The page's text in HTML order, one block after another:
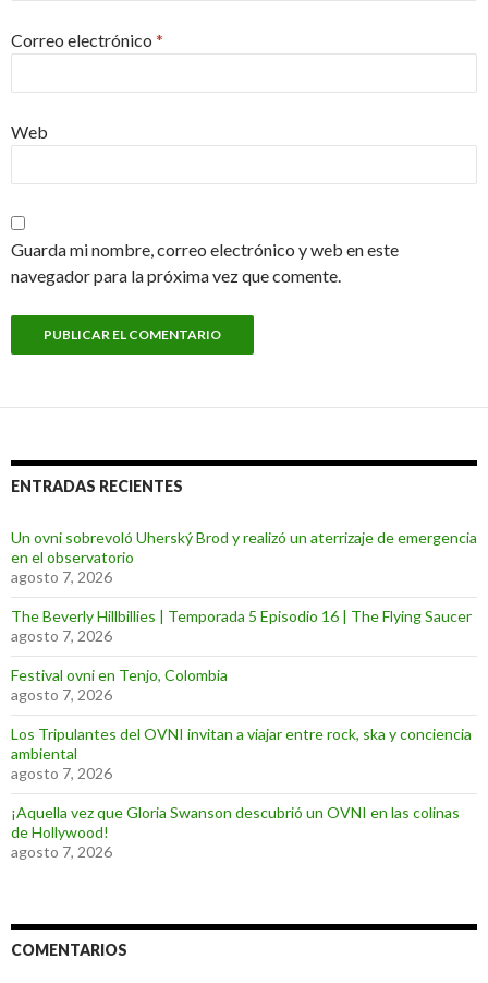
Correo electrónico *
Web
Guarda mi nombre, correo electrónico y web en este
navegador para la próxima vez que comente.
ENTRADAS RECIENTES
Un ovni sobrevoló Uherský Brod y realizó un aterrizaje de emergencia
en el observatorio
agosto 7, 2026
The Beverly Hillbillies | Temporada 5 Episodio 16 | The Flying Saucer
agosto 7, 2026
Festival ovni en Tenjo, Colombia
agosto 7, 2026
Los Tripulantes del OVNI invitan a viajar entre rock, ska y conciencia
ambiental
agosto 7, 2026
¡Aquella vez que Gloria Swanson descubrió un OVNI en las colinas
de Hollywood!
agosto 7, 2026
COMENTARIOS